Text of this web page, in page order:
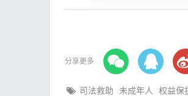
分享更多
司法救助 未成年人 权益保